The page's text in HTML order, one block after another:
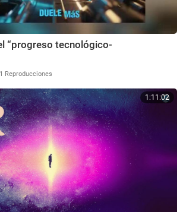
“progreso tecnológico-
Reproducciones
1:11:02